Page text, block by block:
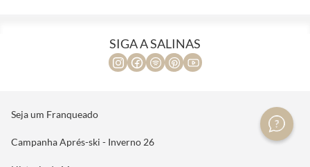
SIGA A SALINAS
Seja um Franqueado
Campanha Aprés-ski - Inverno 26